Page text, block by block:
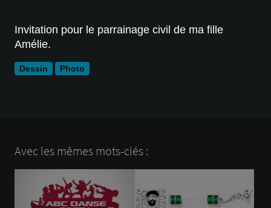
Invitation pour le parrainage civil de ma fille
Amélie.
Dessin Photo
Avec les mêmes mots-clés :